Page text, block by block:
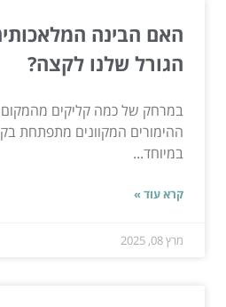
האם הבינה
הגורל שלנו לקצה?
במרחק של כמה קליקים מהמקום
ההימורים המקוונים מתפתחת
במיוחד...
קרא עוד »
מרץ 08, 2025